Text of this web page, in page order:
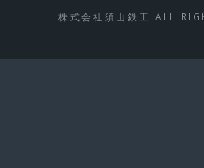
株式会社須山鉄工 ALL